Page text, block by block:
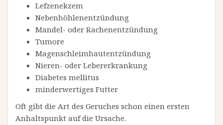
Lefzenekzem
Nebenhöhlenentzündung
Mandel- oder Rachenentzündung
Tumore
Magenschleimhautentzündung
Nieren- oder Lebererkrankung
Diabetes mellitus
minderwertiges Futter
Oft gibt die Art des Geruches schon einen ersten
Anhaltspunkt auf die Ursache.